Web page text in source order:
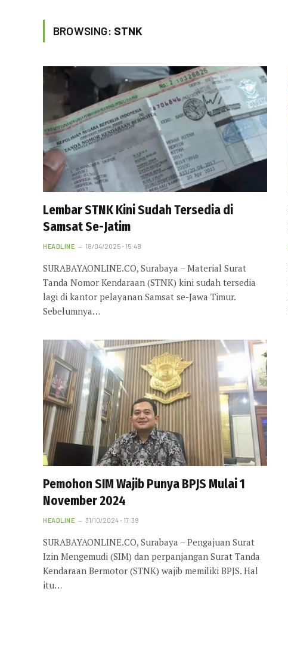
BROWSING: STNK
Lembar STNK Kini Sudah Tersedia di
Samsat Se-Jatim
HEADLINE 18/04/2025 - 15:48
SURABAYAONLINE.CO, Surabaya – Material Surat
Tanda Nomor Kendaraan (STNK) kini sudah tersedia
lagi di kantor pelayanan Samsat se-Jawa Timur.
Sebelumnya…
Pemohon SIM Wajib Punya BPJS Mulai 1
November 2024
HEADLINE 31/10/2024 - 17:39
SURABAYAONLINE.CO, Surabaya – Pengajuan Surat
Izin Mengemudi (SIM) dan perpanjangan Surat Tanda
Kendaraan Bermotor (STNK) wajib memiliki BPJS. Hal
itu…